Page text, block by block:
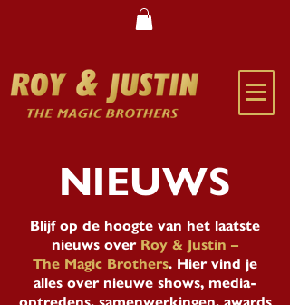
NIEUWS
Blijf op de hoogte van het laatste
nieuws over Roy & Justin –
The Magic Brothers. Hier vind je
alles over nieuwe shows, media-